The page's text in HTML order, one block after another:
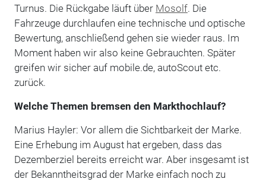
Turnus. Die Rückgabe läuft über Mosolf. Die
Fahrzeuge durchlaufen eine technische und optische
Bewertung, anschließend gehen sie wieder raus. Im
Moment haben wir also keine Gebrauchten. Später
greifen wir sicher auf mobile.de, autoScout etc.
zurück.
Welche Themen bremsen den Markthochlauf?
Marius Hayler: Vor allem die Sichtbarkeit der Marke.
Eine Erhebung im August hat ergeben, dass das
Dezemberziel bereits erreicht war. Aber insgesamt ist
der Bekanntheitsgrad der Marke einfach noch zu